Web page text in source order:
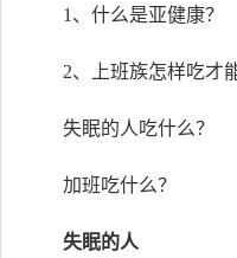
1、什么是亚健康？
2、上班族怎样吃才
失眠的人吃什么？
加班吃什么？
失眠的人